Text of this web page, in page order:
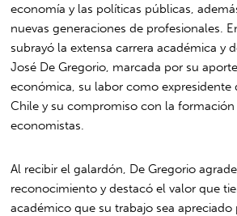
economía y las políticas públicas,
nuevas generaciones de profesionales.
subrayó la extensa carrera académica y
José De Gregorio, marcada por su
económica, su labor como expresidente
Chile y su compromiso con la formación
economistas.
Al recibir el galardón, De Gregorio
reconocimiento y destacó el valor que
académico que su trabajo sea apreciado